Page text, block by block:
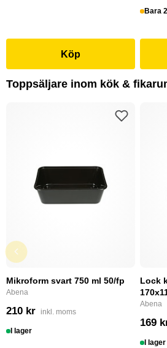
Köp
Bara
Toppsäljare inom kök &
Mikroform svart 750 ml 50/fp
Abena
210 kr inkl. moms
I lager
Lock
Abena
169
I lager